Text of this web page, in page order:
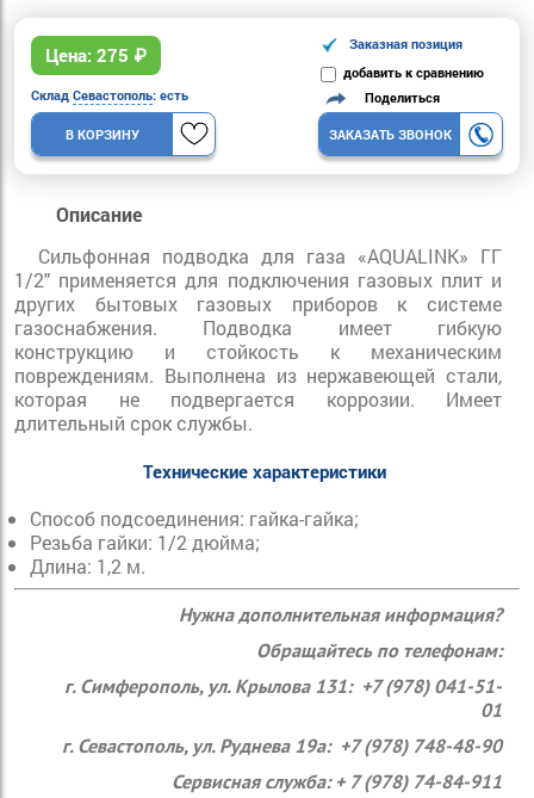
Цена: 275 ₽
Заказная позиция
добавить к сравнению
Склад Севастополь: есть
В КОРЗИНУ
Поделиться
ЗАКАЗАТЬ ЗВОНОК
Описание
Сильфонная подводка для газа «AQUALINK» ГГ
1/2" применяется для подключения газовых плит и
других бытовых газовых приборов к системе
газоснабжения. Подводка имеет гибкую
конструкцию и стойкость к механическим
повреждениям. Выполнена из нержавеющей стали,
которая не подвергается коррозии. Имеет
длительный срок службы.
Технические характеристики
Способ подсоединения: гайка-гайка;
Резьба гайки: 1/2 дюйма;
Длина: 1,2 м.
Нужна дополнительная информация?
Обращайтесь по телефонам:
г. Симферополь, ул. Крылова 131: +7 (978) 041-51-
01
г. Севастополь, ул. Руднева 19а: +7 (978) 748-48-90
Сервисная служба: + 7 (978) 74-84-911